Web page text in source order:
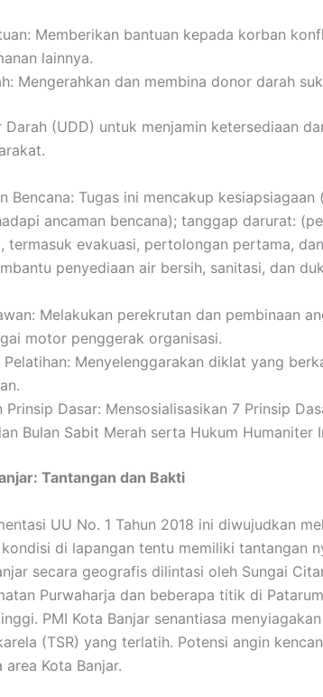
Memberikan bantuan kepada korban
lainnya.
Mengerahkan dan membina donor darah
(UDD) untuk menjamin ketersediaan
Bencana: Tugas ini mencakup
ancaman bencana); tanggap darurat:
termasuk evakuasi, pertolongan pertama,
penyediaan air bersih, sanitasi, dan
Melakukan perekrutan dan pembinaan
motor penggerak organisasi.
Pelatihan: Menyelenggarakan diklat yang
Prinsip Dasar: Mensosialisasikan 7 Prinsip
Bulan Sabit Merah serta Hukum Humaniter
Tantangan dan Bakti
UU No. 1 Tahun 2018 ini diwujudkan
di lapangan tentu memiliki tantangan
secara geografis dilintasi oleh Sungai
Purwaharja dan beberapa titik di
PMI Kota Banjar senantiasa
(TSR) yang terlatih. Potensi angin
Kota Banjar.